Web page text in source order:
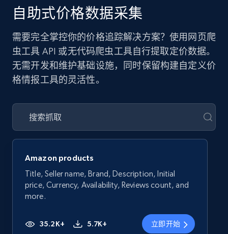
自助式价格数据采集
需要完全掌控你的价格追踪解决方案？使用网页爬
虫工具 API 或无代码爬虫工具自行提取定价数据。
无需开发和维护基础设施，同时保留构建自定义价
格情报工具的灵活性。
Amazon products
Title, Seller name, Brand, Description, Initial
price, Currency, Availability, Reviews count, and
more.
35.2K+ 5.7K+ 立即开始